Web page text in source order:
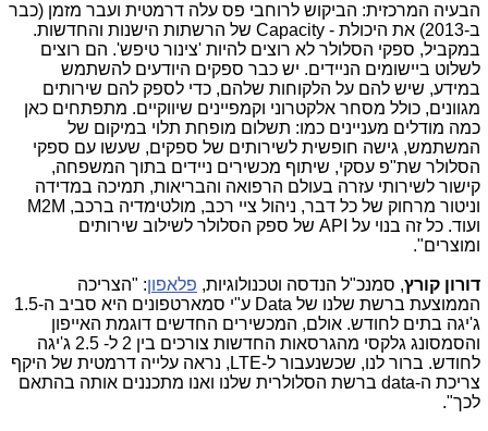
הבעיה המרכזית: הביקוש לרוחבי פס עלה דרמטית ועבר מזמן (כבר
ב-2013) את היכולת - Capacity של הרשתות הישנות והחדשות.
במקביל, ספקי הסלולר לא רוצים להיות 'צינור טיפש'. הם רוצים
לשלוט ביישומים הניידים. יש כבר ספקים היודעים להשתמש
במידע, שיש להם על הלקוחות שלהם, כדי לספק להם שירותים
מגוונים, כולל מסחר אלקטרוני וקמפיינים שיווקיים. מתפתחים כאן
כמה מודלים מעניינים כמו: תשלום מופחת תלוי במיקום של
המשתמש, גישה חופשית לשירותים של ספקים, שעשו עם ספקי
הסלולר שת"פ עסקי, שיתוף מכשירים ניידים בתוך המשפחה,
קישור לשירותי עזרה בעולם הרפואה והבריאות, תמיכה במדידה
וניטור מרחוק של כל דבר, ניהול ציי רכב, מולטימדיה ברכב, M2M
ועוד. כל זה בנוי על API של ספק הסלולר לשילוב שירותים
ומוצרים".
דורון קורץ, סמנכ"ל הנדסה וטכנולוגיות, פלאפון: "הצריכה
הממוצעת ברשת שלנו של Data ע"י סמארטפונים היא סביב ה-1.5
ג'יגה בתים לחודש. אולם, המכשירים החדשים דוגמת האייפון
והסמסונג גלקסי מהגרסאות החדשות צורכים בין 2 ל- 2.5 ג'יגה
לחודש. ברור לנו, שכשנעבור ל-LTE, נראה עלייה דרמטית של היקף
צריכת ה-data ברשת הסלולרית שלנו ואנו מתכננים אותה בהתאם
לכך".